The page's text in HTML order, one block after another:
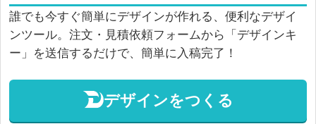
誰でも今すぐ簡単にデザインが作れる、便利なデザイ
ンツール。注文・見積依頼フォームから「デザインキ
ー」を送信するだけで、簡単に入稿完了！
デザインをつくる